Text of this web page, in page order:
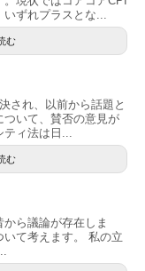
いずれプラスとな...
む
され、以前から話題と
ついて、賛否の意見が
ティ法は日...
む
ら議論が存在しま
て考えます。 私の立